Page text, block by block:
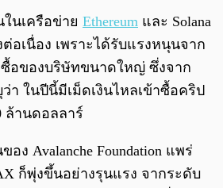
นเครือข่าย Ethereum และ Solana
อเนื่อง เพราะได้รับแรงหนุนจาก
อของบริษัทขนาดใหญ่ ซึ่งจาก
า ในปีนี้มีเม็ดเงินไหลเข้าซื้อคริป
ล้านดอลลาร์
ง Avalanche Foundation แพร่
ก็พุ่งขึ้นอย่างรุนแรง จากระดับ